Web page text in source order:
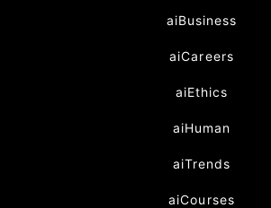
aiBusiness
aiCareers
aiEthics
aiHuman
aiTrends
aiCourses